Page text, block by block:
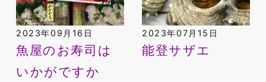
2023年09月16日
魚屋のお寿司は
いかがですか
2023年07月15日
能登サザエ